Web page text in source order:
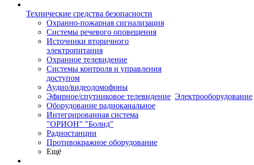
Технические средства безопасности
Охранно-пожарная сигнализация
Системы речевого оповещения
Источники вторичного
электропитания
Охранное телевидение
Системы контроля и управления
доступом
Аудио/видеодомофоны
Эфирное/спутниковое телевидение
Оборудование радиоканальное
Интегрированная система
"ОРИОН" "Болид"
Радиостанции
Противокражное оборудование
Ещё
Электрооборудование